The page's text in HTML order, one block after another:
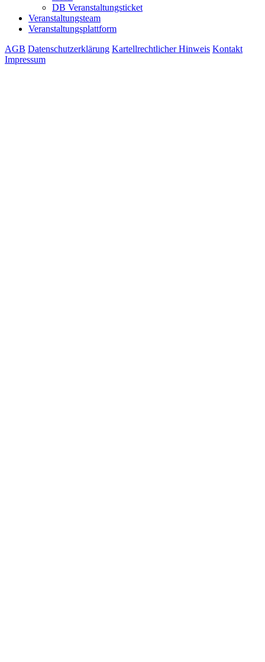
DB Veranstaltungsticket
Veranstaltungsteam
Veranstaltungsplattform
AGB Datenschutzerklärung Kartellrechtlicher Hinweis Kontakt
Impressum